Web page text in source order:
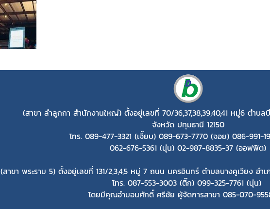
(สาขา ลำลูกกา สำนักงานใหญ่) ตั้งอยู่เลขที่ 70/36,37,38,39,40,41 หมู่6 ตำบ
จังหวัด ปทุมธานี 12150
โทร. 089-477-3321 (เจี๊ยบ) 089-673-7770 (จอย) 086-991-
062-676-5361 (นุ่น) 02-987-8835-37 (ออฟฟิต)
(สาขา พระราม 5) ตั้งอยู่เลขที่ 131/2,3,4,5 หมู่ 7 ถนน นครอินทร์ ตำบลบางคูเวียง อำ
โทร. 087-553-3003 (ติ๊ก) 099-325-7761 (นุ่น)
โดยมีคุณอำมอนศักดิ์ ศรีชัย ผู้จัดการสาขา 085-070-